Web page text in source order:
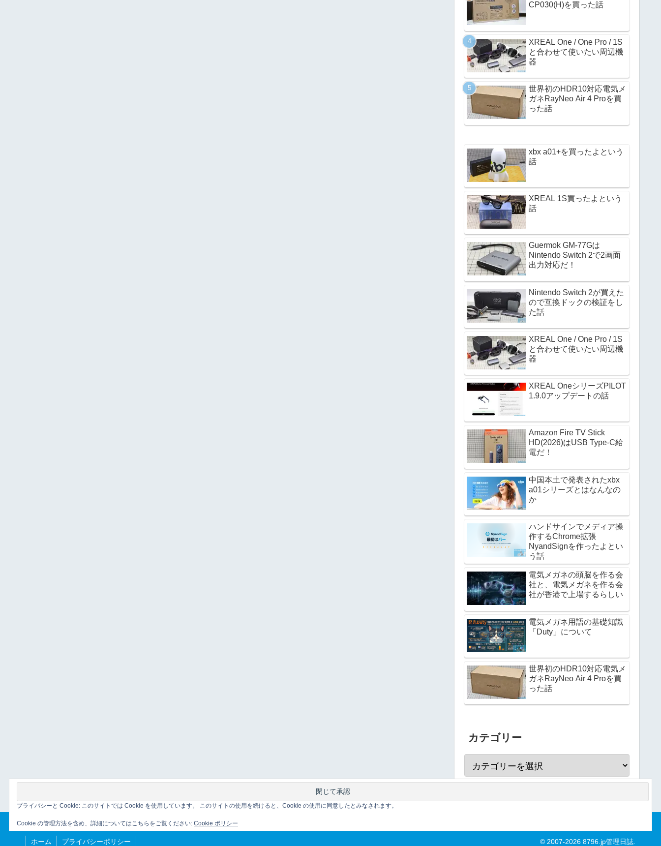
CP030(H)を買った話
XREAL One / One Pro / 1S
と合わせて使いたい周辺機
器
世界初のHDR10対応電気メ
ガネRayNeo Air 4 Proを買
った話
xbx a01+を買ったよという
話
XREAL 1S買ったよという
話
Guermok GM-77Gは
Nintendo Switch 2で2画面
出力対応だ！
Nintendo Switch 2が買えた
ので互換ドックの検証をし
た話
XREAL One / One Pro / 1S
と合わせて使いたい周辺機
器
XREAL OneシリーズPILOT
1.9.0アップデートの話
Amazon Fire TV Stick
HD(2026)はUSB Type-C給
電だ！
中国本土で発表されたxbx
a01シリーズとはなんなの
か
ハンドサインでメディア操
作するChrome拡張
NyandSignを作ったよとい
う話
電気メガネの頭脳を作る会
社と、電気メガネを作る会
社が香港で上場するらしい
電気メガネ用語の基礎知識
「Duty」について
世界初のHDR10対応電気メ
ガネRayNeo Air 4 Proを買
った話
カテゴリー
ホーム プライバシーポリシー © 2007-2026 8796.jp管理日誌.
プライバシーと Cookie: このサイトでは Cookie を使用しています。 このサイトの使用を続けると、Cookie の使用に同意したとみなされます。
Cookie の管理方法を含め、詳細についてはこちらをご覧ください: Cookie ポリシー